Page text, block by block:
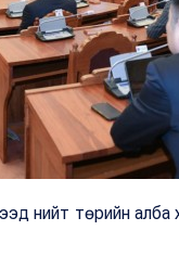
нийт төрийн алба